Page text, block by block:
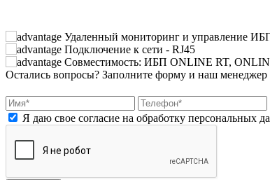
Удаленный мониторинг и управление
Подключение к сети - RJ45
Совместимость: ИБП ONLINE RT,
Остались вопросы? Заполните форму и наш менеджер
Я даю свое согласие на обработку персональных